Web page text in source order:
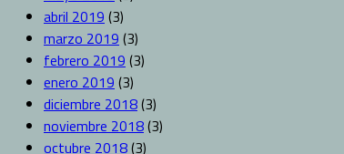
abril 2019 (3)
marzo 2019 (3)
febrero 2019 (3)
enero 2019 (3)
diciembre 2018(3)
noviembre 2018(3)
octubre 2018(3)